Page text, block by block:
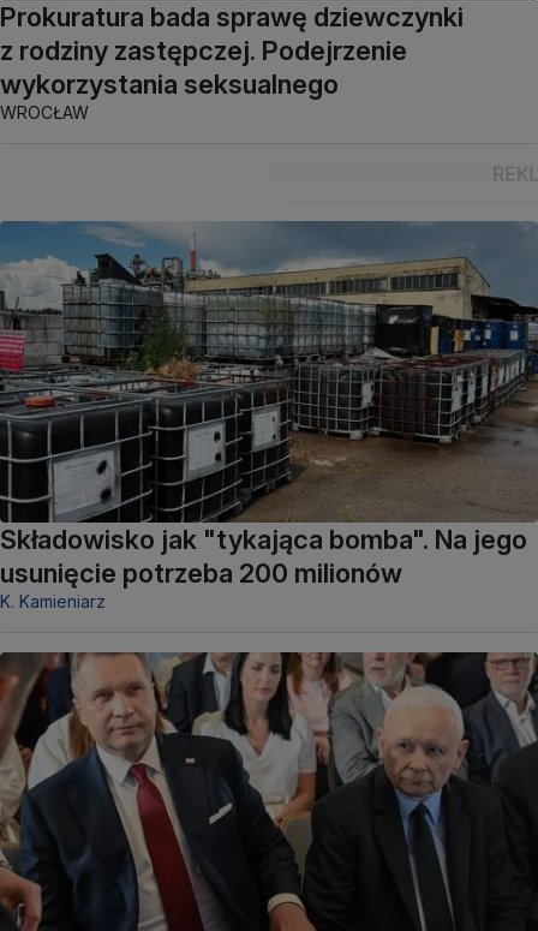
Prokuratura bada sprawę dziewczynki
z rodziny zastępczej. Podejrzenie
wykorzystania seksualnego
WROCŁAW
Składowisko jak "tykająca bomba". Na jego
usunięcie potrzeba 200 milionów
K. Kamieniarz